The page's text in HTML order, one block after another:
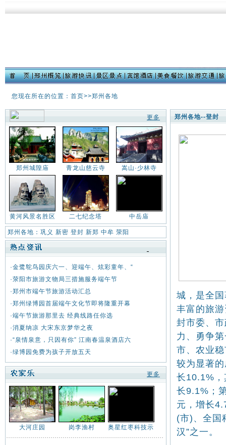
您现在所在的位置：首页>>郑州各地
更多
郑州城隍庙 青龙山慈云寺 嵩山·少林寺
黄河风景名胜区 二七纪念塔 中岳庙
郑州各地： 巩义 新密 登封 新郑 中牟 荥阳
·金鹭鸵鸟园庆六一、迎端午、炫彩童年、“
·荥阳市旅游文物局三措施服务端午节
·郑州市端午节旅游活动汇总
·郑州绿博园首届端午文化节即将隆重开幕
·端午节旅游那里去 经典线路任你选
·消夏纳凉 大宋东京梦华之夜
·“泉情泉意，只因有你” 江南春温泉酒店六
·绿博园免费为孩子开放五天
更多
大河庄园 岗李渔村 奥星红枣科技示
郑州各地--登封
城，是全
丰富的旅
封市委、
力、勇争
市、农业
较为显著
长10.1%
长9.1%；
元，增长
(市)、全国
汉”之一。